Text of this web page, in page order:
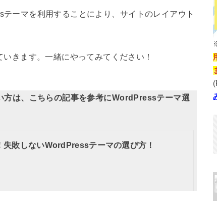
ーマを利用することにより、サイトのレイアウト
きます。一緒にやってみてください！
は、こちらの記事を参考にWordPressテーマ選
失敗しないWordPressテーマの選び方！